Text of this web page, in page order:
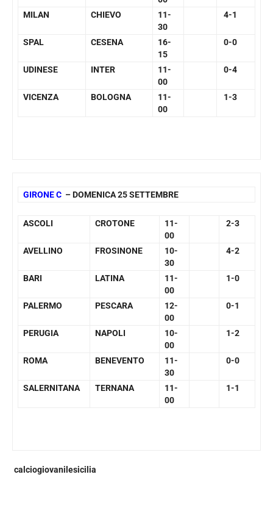
MILAN
CHIEVO
11-
30
4-1
SPAL CESENA
16-
15
0-0
UDINESE INTER
11-
00
0-4
VICENZA BOLOGNA
11-
00
1-3
GIRONE C – DOMENICA 25 SETTEMBRE
ASCOLI CROTONE
11-
00
2-3
AVELLINO FROSINONE
10-
30
4-2
BARI LATINA
11-
00
1-0
PALERMO PESCARA
12-
00
0-1
PERUGIA NAPOLI
10-
00
1-2
ROMA BENEVENTO
11-
30
0-0
SALERNITANA TERNANA
11-
00
1-1
calciogiovanilesicilia